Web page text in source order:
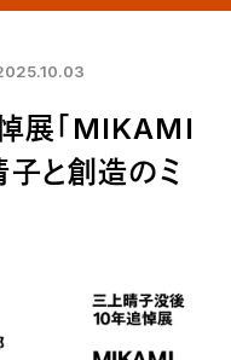
展「MIKAMI
と創造のミ